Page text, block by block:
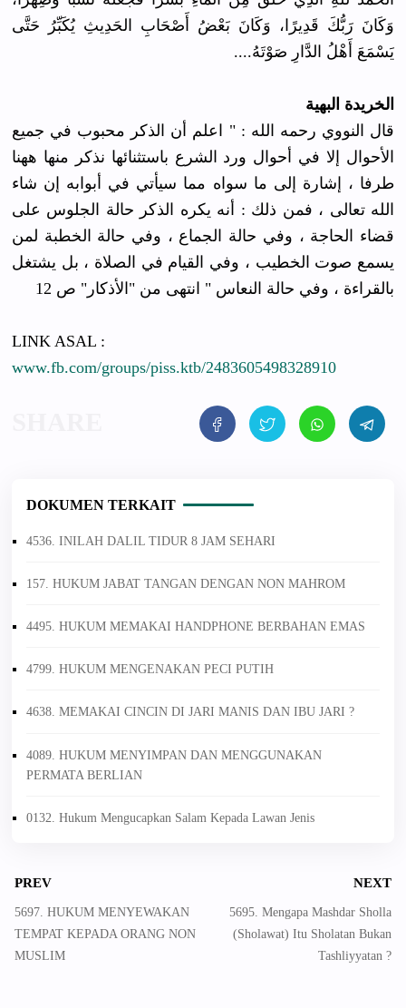
وَكَانَ رَبُّكَ قَدِيرًا، وَكَانَ بَعْضُ أَصْحَابِ الحَدِيثِ يُكَبِّرُ حَتَّى
يَسْمَعَ أَهْلُ الدَّارِ صَوْتَهُ....
الخريدة البهية
قال النووي رحمه الله : " اعلم أن الذكر محبوب في جميع
الأحوال إلا في أحوال ورد الشرع باستثنائها نذكر منها ههنا
طرفا ، إشارة إلى ما سواه مما سيأتي في أبوابه إن شاء
الله تعالى ، فمن ذلك : أنه يكره الذكر حالة الجلوس على
قضاء الحاجة ، وفي حالة الجماع ، وفي حالة الخطبة لمن
يسمع صوت الخطيب ، وفي القيام في الصلاة ، بل يشتغل
بالقراءة ، وفي حالة النعاس " انتهى من "الأذكار" ص 12
LINK ASAL :
www.fb.com/groups/piss.ktb/2483605498328910
DOKUMEN TERKAIT
4536. INILAH DALIL TIDUR 8 JAM SEHARI
157. HUKUM JABAT TANGAN DENGAN NON MAHROM
4495. HUKUM MEMAKAI HANDPHONE BERBAHAN EMAS
4799. HUKUM MENGENAKAN PECI PUTIH
4638. MEMAKAI CINCIN DI JARI MANIS DAN IBU JARI ?
4089. HUKUM MENYIMPAN DAN MENGGUNAKAN
PERMATA BERLIAN
0132. Hukum Mengucapkan Salam Kepada Lawan Jenis
PREV
5697. HUKUM MENYEWAKAN
TEMPAT KEPADA ORANG NON
MUSLIM
NEXT
5695. Mengapa Mashdar Sholla
(Sholawat) Itu Sholatan Bukan
Tashliyyatan ?